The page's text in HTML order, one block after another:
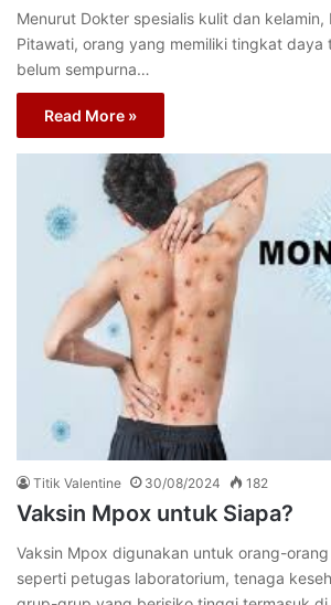
Menurut Dokter spesialis kulit dan kelamin,
Pitawati, orang yang memiliki tingkat daya
belum sempurna…
Read More »
Titik Valentine 30/08/2024 182
Vaksin Mpox untuk Siapa?
Vaksin Mpox digunakan untuk orang-
seperti petugas laboratorium, tenaga